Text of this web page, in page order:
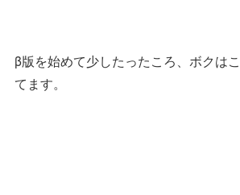
β版を始めて少したったころ、ボクは
てます。